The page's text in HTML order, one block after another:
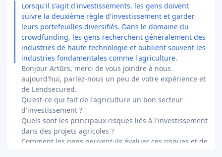
Lorsqu'il s'agit d'investissements, les gens doivent
suivre la deuxième règle d'investissement et garder
leurs portefeuilles diversifiés. Dans le domaine du
crowdfunding, les gens recherchent généralement des
industries de haute technologie et oublient souvent les
industries fondamentales comme l'agriculture.
Bonjour Artūrs, merci de vous joindre à nous
aujourd'hui, parlez-nous un peu de votre expérience et
de Lendsecured.
Qu'est-ce qui fait de l'agriculture un bon secteur
d'investissement ?
Quels sont les principaux risques liés à l'investissement
dans des projets agricoles ?
Comment les gens peuvent-ils évaluer ces risques et de
quelles données ont-ils besoin pour le faire ?